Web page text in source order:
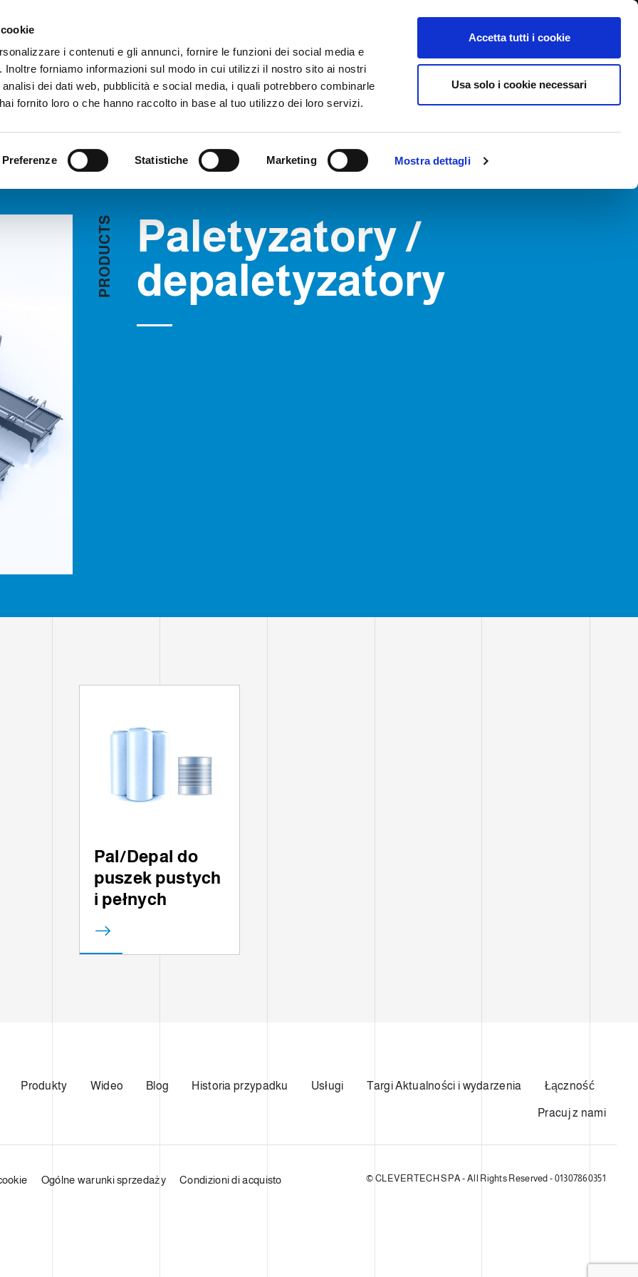
i contenuti e gli annunci, fornire le funzioni dei social media e
forniamo informazioni sul modo in cui utilizzi il nostro sito ai nostri
dei dati web, pubblicità e social media, i quali potrebbero combinarle
fornito loro o che hanno raccolto in base al tuo utilizzo dei loro servizi.
Preferenze Statistiche Marketing Mostra dettagli
Accetta tutti i cookie
Usa solo i cookie necessari
Sygnalizowanie nieprawidłowości International/Polski
PRODUKTY WIDEO BLOG HISTORIA PRZYPADKU USŁUGI TARGI AKTUALNOŚCI I WYDARZENIA
P
R
O
D
U
C
T
S
Paletyzatory /
depaletyzatory
/ depaletyzatory POPROŚ O INFORMACJE
Pal/Depal do
puszek pustych
i pełnych
Produkty Wideo Blog Historia przypadku Usługi Targi Aktualności i wydarzenia Łączność
Pracuj z nami
Ogólne warunki sprzedaży Condizioni di acquisto © CLEVERTECH SPA - All Rights Reserved - 01307860351